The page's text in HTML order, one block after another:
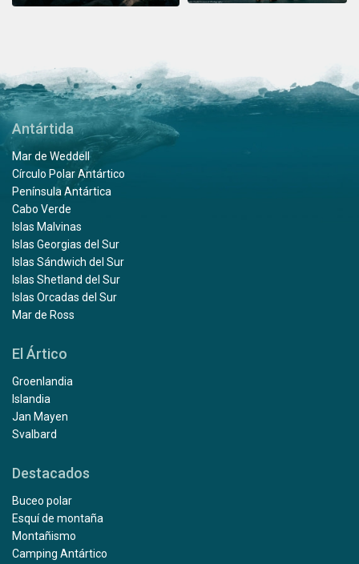
Antártida
Mar de Weddell
Círculo Polar Antártico
Península Antártica
Cabo Verde
Islas Malvinas
Islas Georgias del Sur
Islas Sándwich del Sur
Islas Shetland del Sur
Islas Orcadas del Sur
Mar de Ross
El Ártico
Groenlandia
Islandia
Jan Mayen
Svalbard
Destacados
Buceo polar
Esquí de montaña
Montañismo
Camping Antártico